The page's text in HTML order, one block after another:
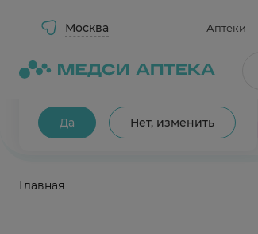
Москва
Ваш город Москва?
Да Нет, изменить
Аптеки
КАТАЛОГ АКЦИИ
Главная